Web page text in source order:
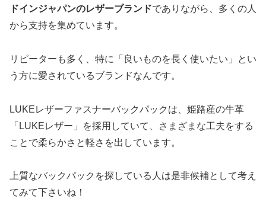
ドインジャパンのレザーブランドでありながら、多くの人
から支持を集めています。
リピーターも多く、特に「良いものを長く使いたい」とい
う方に愛されているブランドなんです。
LUKEレザーファスナーバックパックは、姫路産の牛革
「LUKEレザー」を採用していて、さまざまな工夫をする
ことで柔らかさと軽さを出しています。
上質なバックパックを探している人は是非候補として考え
てみて下さいね！